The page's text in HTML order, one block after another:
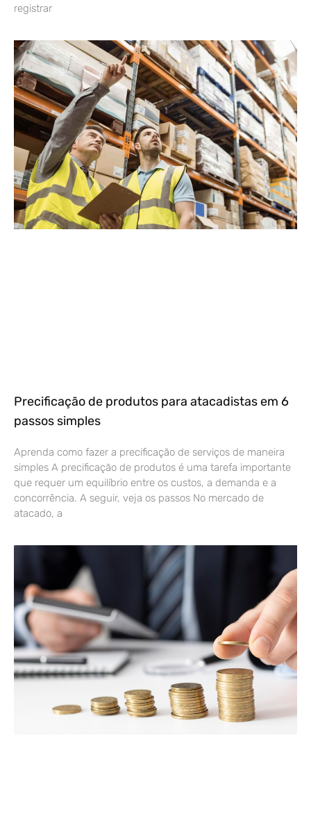
registrar
Precificação de produtos para atacadistas em 6
passos simples
Aprenda como fazer a precificação de serviços de maneira
simples A precificação de produtos é uma tarefa importante
que requer um equilíbrio entre os custos, a demanda e a
concorrência. A seguir, veja os passos No mercado de
atacado, a